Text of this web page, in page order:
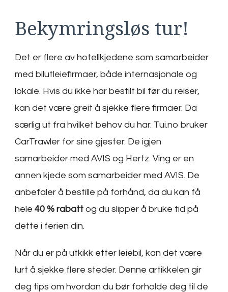
Bekymringsløs tur!
Det er flere av hotellkjedene som samarbeider
med bilutleiefirmaer, både internasjonale og
lokale. Hvis du ikke har bestilt bil før du reiser,
kan det være greit å sjekke flere firmaer. Da
særlig ut fra hvilket behov du har. Tui.no bruker
CarTrawler for sine gjester. De igjen
samarbeider med AVIS og Hertz. Ving er en
annen kjede som samarbeider med AVIS. De
anbefaler å bestille på forhånd, da du kan få
hele 40 % rabatt og du slipper å bruke tid på
dette i ferien din.
Når du er på utkikk etter leiebil, kan det være
lurt å sjekke flere steder. Denne artikkelen gir
deg tips om hvordan du bør forholde deg til de